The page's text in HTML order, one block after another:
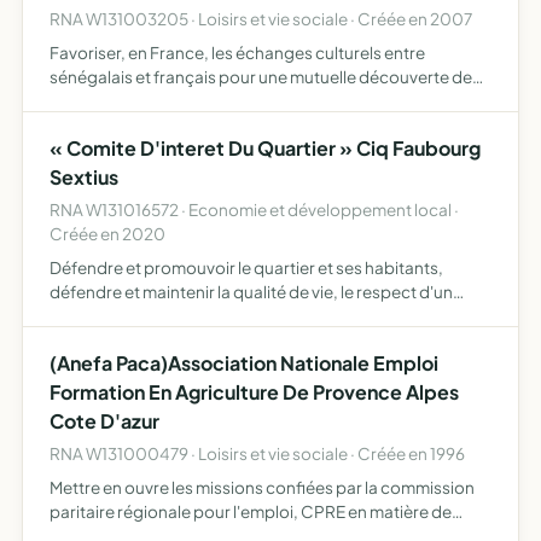
RNA W131003205 · Loisirs et vie sociale · Créée en 2007
Favoriser, en France, les échanges culturels entre
sénégalais et français pour une mutuelle découverte de
« Comite D'interet Du Quartier » Ciq Faubourg
Sextius
RNA W131016572 · Economie et développement local ·
Créée en 2020
Défendre et promouvoir le quartier et ses habitants,
défendre et maintenir la qualité de vie, le respect d'un
repenser la …
(Anefa Paca)Association Nationale Emploi
Formation En Agriculture De Provence Alpes
Cote D'azur
RNA W131000479 · Loisirs et vie sociale · Créée en 1996
Mettre en ouvre les missions confiées par la commission
paritaire régionale pour l'emploi, CPRE en matière de